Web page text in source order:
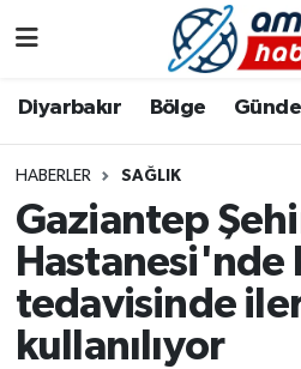
Diyarbakır Bölge
HABERLER SAĞLIK
Gaziantep
Hastanesi'nde
tedavisinde
kullanılıyor
Bölge
Röportaj
Foto Galeri
Yazarlar
Aile
Asayiş
Bilim & Teknoloji
Bölge
Diyarbakır Hava Durumu
Diyarbakır Namaz
Diyarbakır Trafik
Süper Lig Puan Durumu